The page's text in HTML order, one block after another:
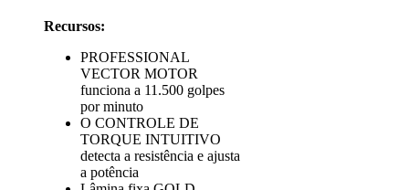
Recursos:
PROFESSIONAL
VECTOR MOTOR
funciona a 11.500 golpes
por minuto
O CONTROLE DE
TORQUE INTUITIVO
detecta a resistência e ajusta
a potência